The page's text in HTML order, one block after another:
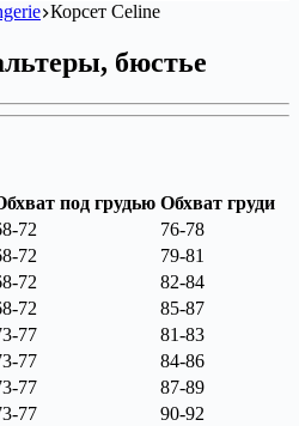
Корсет Celine
бюстье
под грудью Обхват груди
72
76-78
72
79-81
72
82-84
72
85-87
77
81-83
77
84-86
77
87-89
77
90-92